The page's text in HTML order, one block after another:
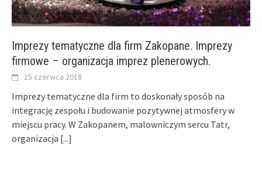
Imprezy tematyczne dla firm Zakopane. Imprezy
firmowe – organizacja imprez plenerowych.
15 czerwca 2018
Imprezy tematyczne dla firm to doskonały sposób na
integrację zespołu i budowanie pozytywnej atmosfery w
miejscu pracy. W Zakopanem, malowniczym sercu Tatr,
organizacja [...]